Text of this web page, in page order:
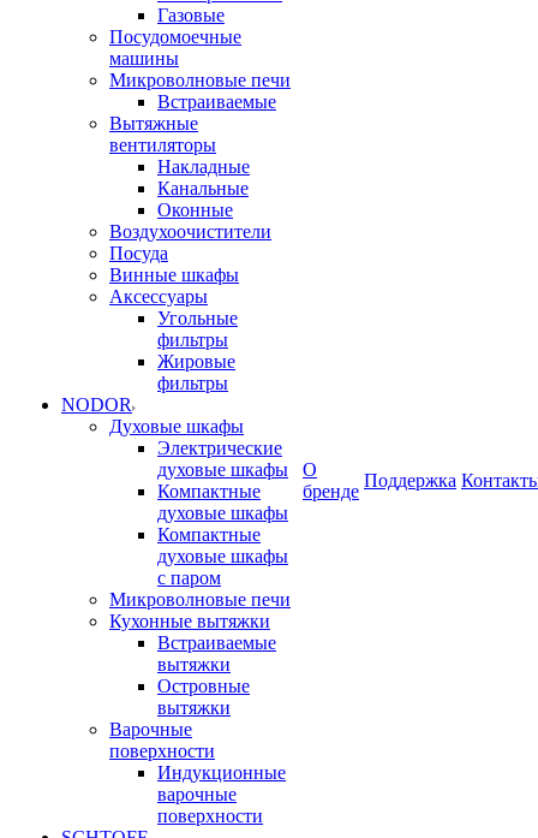
Газовые
Посудомоечные
машины
Микроволновые печи
Встраиваемые
Вытяжные
вентиляторы
Накладные
Канальные
Оконные
Воздухоочистители
Посуда
Винные шкафы
Аксессуары
Угольные
фильтры
Жировые
фильтры
NODOR
Духовые шкафы
Электрические
духовые шкафы
Компактные
духовые шкафы
Компактные
духовые шкафы
с паром
Микроволновые печи
Кухонные вытяжки
Встраиваемые
вытяжки
Островные
вытяжки
Варочные
поверхности
Индукционные
варочные
поверхности
О
бренде
Поддержка